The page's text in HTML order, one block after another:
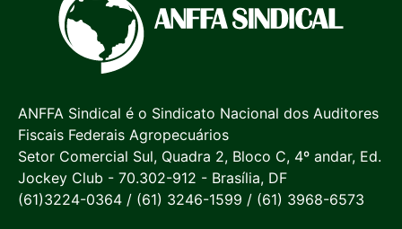
ANFFA Sindical é o Sindicato Nacional dos Auditores
Fiscais Federais Agropecuários
Setor Comercial Sul, Quadra 2, Bloco C, 4º andar, Ed.
Jockey Club - 70.302-912 - Brasília, DF
(61)3224-0364 / (61) 3246-1599 / (61) 3968-6573